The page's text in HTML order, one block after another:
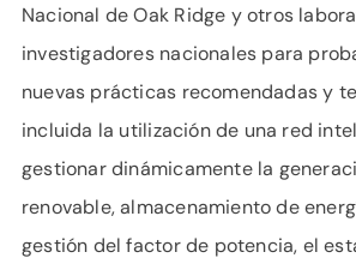
Nacional de Oak Ridge y otros
investigadores nacionales para
nuevas prácticas recomendadas y
incluida la utilización de una red
gestionar dinámicamente la
renovable, almacenamiento de
gestión del factor de potencia, el